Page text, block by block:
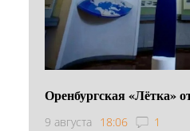
Оренбургская «Лётка»
9 августа 18:06 1